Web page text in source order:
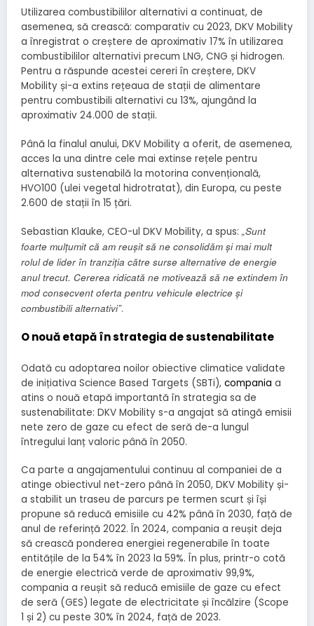
Utilizarea combustibililor alternativi a continuat, de
asemenea, să crească: comparativ cu 2023, DKV Mobility
a înregistrat o creștere de aproximativ 17% în utilizarea
combustibililor alternativi precum LNG, CNG și hidrogen.
Pentru a răspunde acestei cereri în creștere, DKV
Mobility și-a extins rețeaua de stații de alimentare
pentru combustibili alternativi cu 13%, ajungând la
aproximativ 24.000 de stații.
Până la finalul anului, DKV Mobility a oferit, de asemenea,
acces la una dintre cele mai extinse rețele pentru
alternativa sustenabilă la motorina convențională,
HVO100 (ulei vegetal hidrotratat), din Europa, cu peste
2.600 de stații în 15 țări.
Sebastian Klauke, CEO-ul DKV Mobility, a spus: „Sunt
foarte mulțumit că am reușit să ne consolidăm și mai mult
rolul de lider în tranziția către surse alternative de energie
anul trecut. Cererea ridicată ne motivează să ne extindem în
mod consecvent oferta pentru vehicule electrice și
combustibili alternativi”.
O nouă etapă în strategia de sustenabilitate
Odată cu adoptarea noilor obiective climatice validate
de inițiativa Science Based Targets (SBTi), compania a
atins o nouă etapă importantă în strategia sa de
sustenabilitate: DKV Mobility s-a angajat să atingă emisii
nete zero de gaze cu efect de seră de-a lungul
întregului lanț valoric până în 2050.
Ca parte a angajamentului continuu al companiei de a
atinge obiectivul net-zero până în 2050, DKV Mobility și-
a stabilit un traseu de parcurs pe termen scurt și își
propune să reducă emisiile cu 42% până în 2030, față de
anul de referință 2022. În 2024, compania a reușit deja
să crească ponderea energiei regenerabile în toate
entitățile de la 54% în 2023 la 59%. În plus, printr-o cotă
de energie electrică verde de aproximativ 99,9%,
compania a reușit să reducă emisiile de gaze cu efect
de seră (GES) legate de electricitate și încălzire (Scope
1 și 2) cu peste 30% în 2024, față de 2023.